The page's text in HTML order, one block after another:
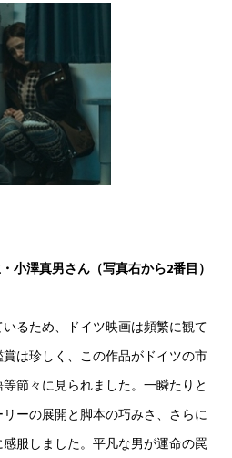
小澤真男さん（写真右から2番目）
るため、ドイツ映画は頻繁に観て
は珍しく、この作品がドイツの市
節々に見られました。一瞬たりと
ーの展開と脚本の巧みさ、さらに
服しました。平凡な男が運命の罠